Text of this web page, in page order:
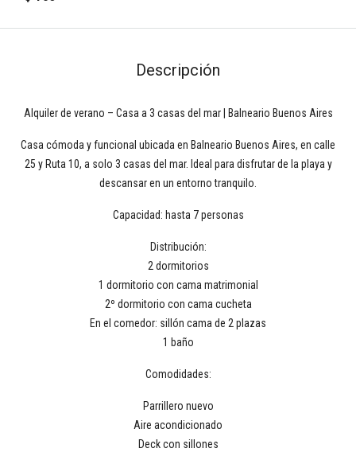
Descripción
Alquiler de verano – Casa a 3 casas del mar | Balneario Buenos Aires
Casa cómoda y funcional ubicada en Balneario Buenos Aires, en calle
25 y Ruta 10, a solo 3 casas del mar. Ideal para disfrutar de la playa y
descansar en un entorno tranquilo.
Capacidad: hasta 7 personas
Distribución:
2 dormitorios
1 dormitorio con cama matrimonial
2º dormitorio con cama cucheta
En el comedor: sillón cama de 2 plazas
1 baño
Comodidades:
Parrillero nuevo
Aire acondicionado
Deck con sillones